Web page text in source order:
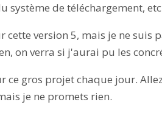
système de téléchargement,
cette version 5, mais je ne suis
on verra si j'aurai pu les
ce gros projet chaque jour.
je ne promets rien.